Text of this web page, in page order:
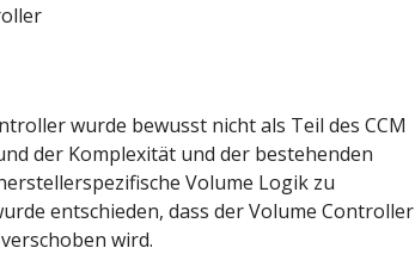
wurde bewusst nicht als Teil des CCM
der Komplexität und der bestehenden
Volume Logik zu
entschieden, dass der Volume Controller
wird.